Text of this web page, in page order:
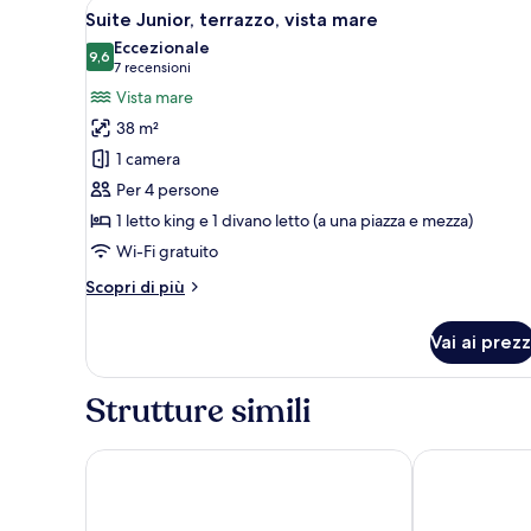
vista
mare
Apri
tutte
le
foto
per
Suite
Junior,
terrazzo,
vista
mare
21
Suite Junior, terrazzo, vista mare
9,69,6 su 10
Eccezionale
7 recensioni
(7
recensioni)
Vista mare
38 m²
1 camera
Per 4 persone
1 letto king e 1 divano letto (a una piazza e mezza)
Wi-Fi gratuito
Scopri di più
Altri
Junior,
vista
Vai ai
Strutture simili
Marincanto Hotel Savoia